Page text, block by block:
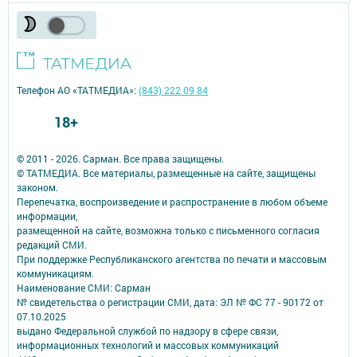
© 2011 - 2026. Сарман. Все права защищены.
© ТАТМЕДИА. Все материалы, размещенные на сайте, защищены
законом.
Перепечатка, воспроизведение и распространение в любом объеме
информации,
размещенной на сайте, возможна только с письменного согласия
редакций СМИ.
При поддержке Республиканского агентства по печати и массовым
коммуникациям.
Наименование СМИ: Сарман
№ свидетельства о регистрации СМИ, дата: ЭЛ № ФС 77 - 90172 от
07.10.2025
выдано Федеральной службой по надзору в сфере связи,
информационных технологий и массовых коммуникаций
Телефон АО «ТАТМЕДИА»:(843) 222 09 84
18+